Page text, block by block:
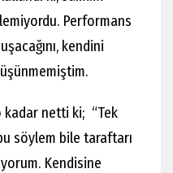
Performans
kendini
kadar netti ki; “Tek
söylem bile taraftarı
Kendisine